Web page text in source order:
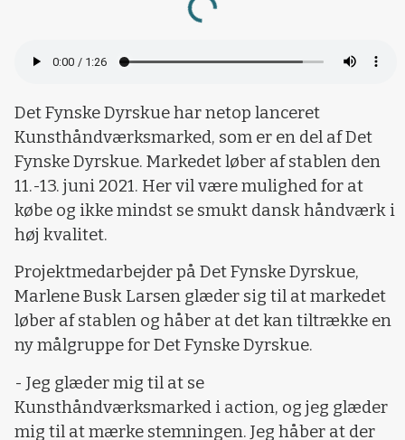
Loading...
Det Fynske Dyrskue har netop lanceret
Kunsthåndværksmarked, som er en del af Det
Fynske Dyrskue. Markedet løber af stablen den
11.-13. juni 2021. Her vil være mulighed for at
købe og ikke mindst se smukt dansk håndværk i
høj kvalitet.
Projektmedarbejder på Det Fynske Dyrskue,
Marlene Busk Larsen glæder sig til at markedet
løber af stablen og håber at det kan tiltrække en
ny målgruppe for Det Fynske Dyrskue.
- Jeg glæder mig til at se
Kunsthåndværksmarked i action, og jeg glæder
mig til at mærke stemningen. Jeg håber at der